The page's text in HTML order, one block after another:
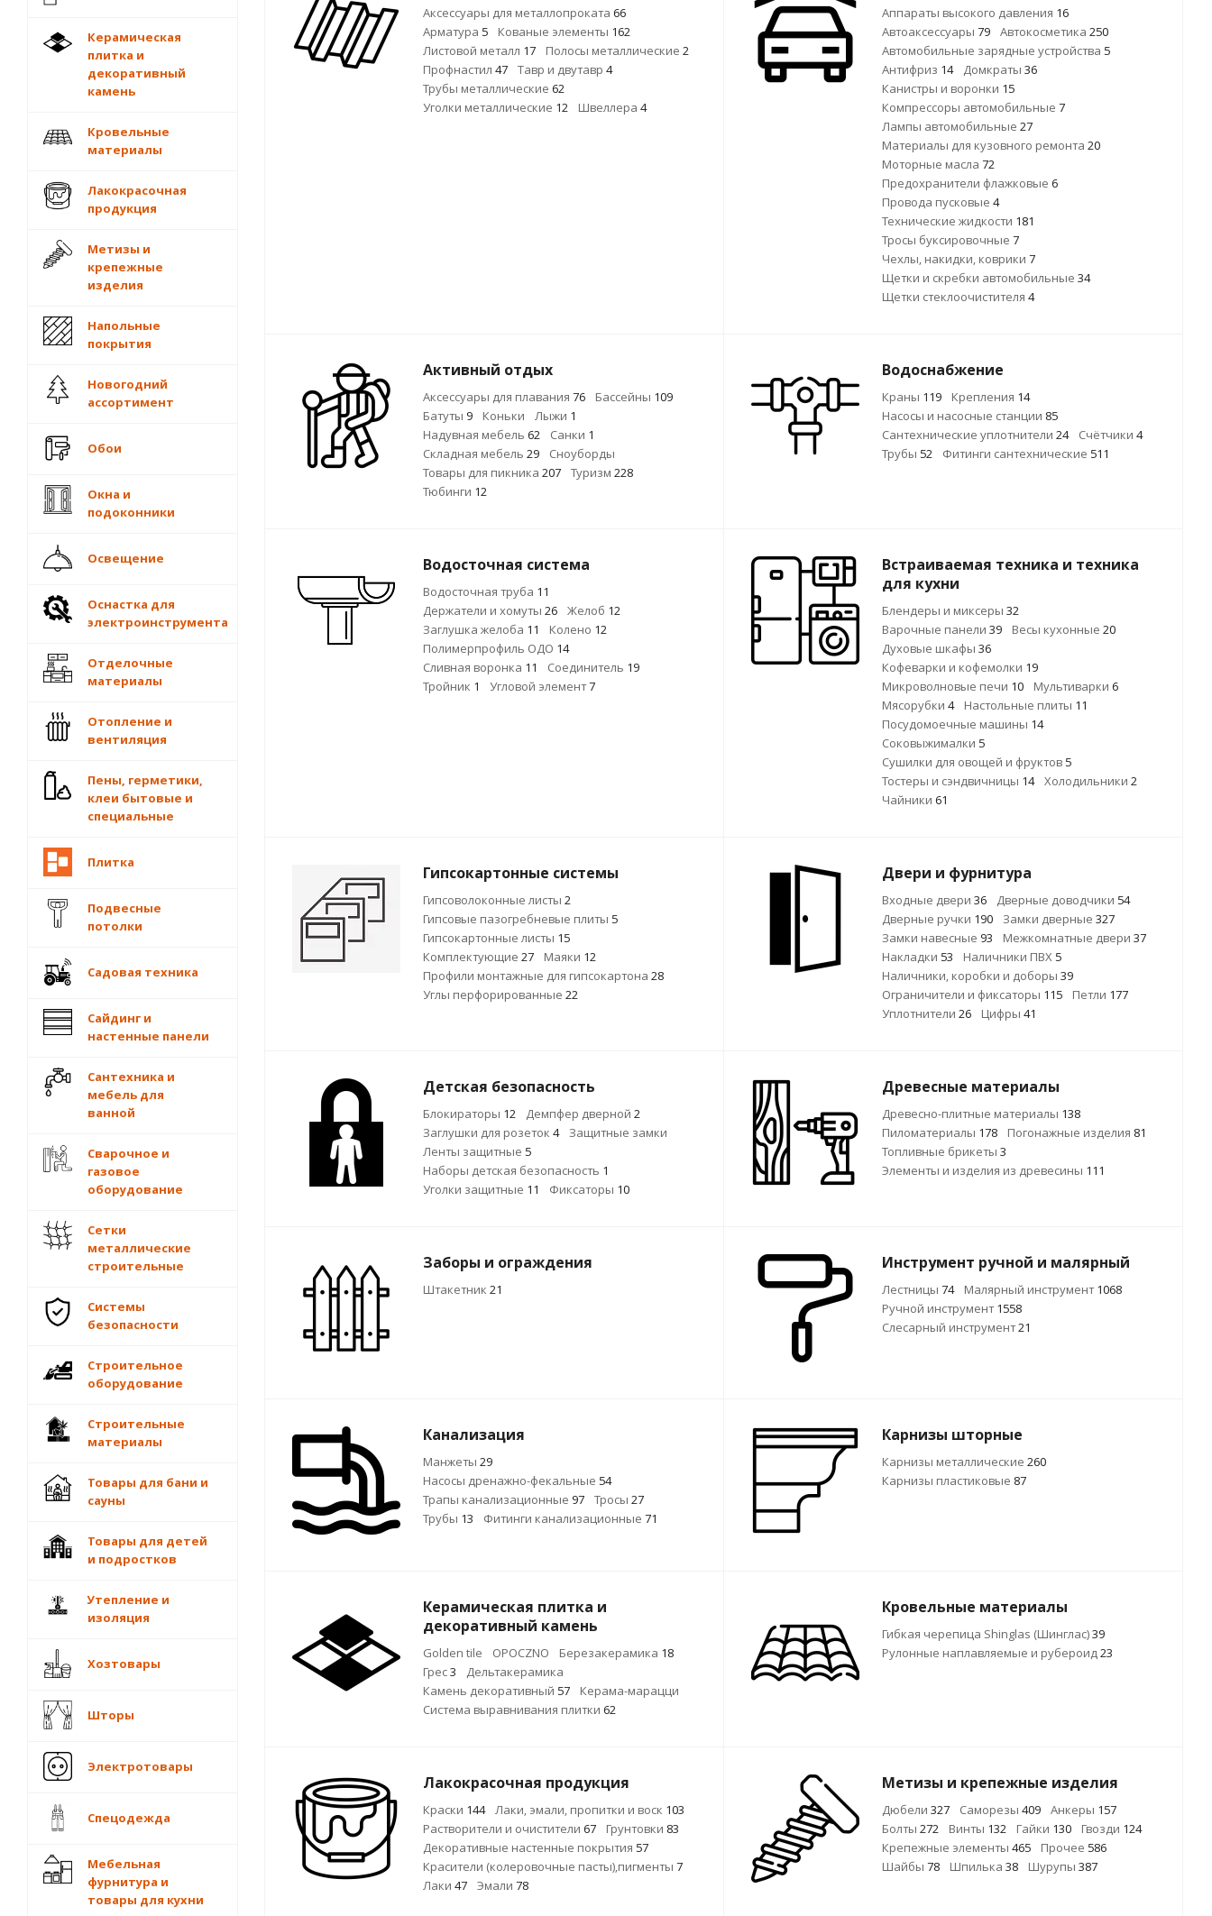
Аксессуары для металлопроката 66
Арматура 5 Кованые элементы 162
Листовой металл 17 Полосы металлические 2
Профнастил 47 Тавр и двутавр 4
Трубы металлические 62
Уголки металлические 12 Швеллера 4
Аппараты высокого давления 16
Автоаксессуары 79 Автокосметика 250
Автомобильные зарядные устройства 5
Антифриз 14 Домкраты 36
Канистры и воронки 15
Компрессоры автомобильные 7
Лампы автомобильные 27
Материалы для кузовного ремонта 20
Моторные масла 72
Предохранители флажковые 6
Провода пусковые 4
Технические жидкости 181
Тросы буксировочные 7
Чехлы, накидки, коврики 7
Щетки и скребки автомобильные 34
Щетки стеклоочистителя 4
Активный отдых
Аксессуары для плавания 76 Бассейны 109
Батуты 9 Коньки Лыжи 1
Надувная мебель 62 Санки 1
Складная мебель 29
Сноуборды
Товары для пикника 207 Туризм 228
Тюбинги 12
Водоснабжение
Краны 119 Крепления 14
Насосы и насосные станции 85
Сантехнические уплотнители 24 Счётчики 4
Трубы 52 Фитинги сантехнические 511
Водосточная система
Водосточная труба 11
Держатели и хомуты 26 Желоб 12
Заглушка желоба 11 Колено 12
Полимерпрофиль ОДО 14
Сливная воронка 11 Соединитель 19
Тройник 1 Угловой элемент7
Встраиваемая техника и техника
для кухни
Блендеры и миксеры 32
Варочные панели 39 Весы кухонные 20
Духовые шкафы 36
Кофеварки и кофемолки 19
Микроволновые печи 10 Мультиварки 6
Мясорубки 4 Настольные плиты 11
Посудомоечные машины 14
Соковыжималки 5
Сушилки для овощей и фруктов 5
Тостеры и сэндвичницы 14 Холодильники 2
Чайники 61
Гипсокартонные системы
Гипсоволоконные листы 2
Гипсовые пазогребневые плиты 5
Гипсокартонные листы 15
Комплектующие 27 Маяки 12
Профили монтажные для гипсокартона 28
Углы перфорированные 22
Двери и фурнитура
Входные двери 36 Дверные доводчики 54
Дверные ручки 190 Замки дверные 327
Замки навесные 93 Межкомнатные двери 37
Накладки 53 Наличники ПВХ 5
Наличники, коробки и доборы 39
Ограничители и фиксаторы 115 Петли 177
Уплотнители 26 Цифры 41
Детская безопасность
Блокираторы 12 Демпфер дверной 2
Заглушки для розеток 4
Защитные замки
Ленты защитные 5
Наборы детская безопасность 1
Уголки защитные 11 Фиксаторы 10
Древесные материалы
Древесно-плитные материалы 138
Пиломатериалы 178 Погонажные изделия 81
Топливные брикеты 3
Элементы и изделия из древесины 111
Заборы и ограждения
Штакетник 21
Инструмент ручной и малярный
Лестницы 74 Малярный инструмент1068
Ручной инcтрумент1558
Слесарный инструмент21
Канализация
Манжеты 29
Насосы дренажно-фекальные 54
Трапы канализационные 97 Тросы 27
Трубы 13 Фитинги канализационные 71
Карнизы шторные
Карнизы металлические 260
Карнизы пластиковые 87
Керамическая плитка и
декоративный камень
Golden tile OPOCZNO Березакерамика 18
Грес3
Дельтакерамика
Камень декоративный 57
Керама-марацци
Система выравнивания плитки 62
Кровельные материалы
Гибкая черепица Shinglas (Шинглас)39
Рулонные наплавляемые и рубероид23
Лакокрасочная продукция
Краски 144 Лаки, эмали, пропитки и воск 103
Растворители и очистители 67 Грунтовки 83
Декоративные настенные покрытия 57
Красители (колеровочные пасты),пигменты 7
Лаки 47 Эмали 78
Метизы и крепежные изделия
Дюбели 327 Саморезы 409 Анкеры 157
Болты 272 Винты 132 Гайки 130 Гвозди 124
Крепежные элементы 465 Прочее 586
Шайбы 78 Шпилька 38 Шурупы 387
Керамическая
плитка и
декоративный
камень
Кровельные
материалы
Лакокрасочная
продукция
Метизы и
крепежные
изделия
Напольные
покрытия
Новогодний
ассортимент
Обои
Окна и
подоконники
Освещение
Оснастка для
электроинструмента
Отделочные
материалы
Отопление и
вентиляция
Пены, герметики,
клеи бытовые и
специальные
Плитка
Подвесные
потолки
Садовая техника
Сайдинг и
настенные панели
Сантехника и
мебель для
ванной
Сварочное и
газовое
оборудование
Сетки
металлические
строительные
Системы
безопасности
Строительное
оборудование
Строительные
материалы
Товары для бани и
сауны
Товары для детей
и подростков
Утепление и
изоляция
Хозтовары
Шторы
Электротовары
Спецодежда
Мебельная
фурнитура и
товары для кухни